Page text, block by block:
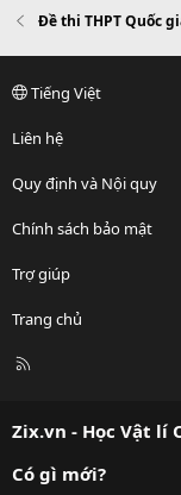
Đề thi THPT Quốc
Tiếng Việt
Liên hệ
Quy định và Nội quy
Chính sách bảo mật
Trợ giúp
Trang chủ
R
Zix.vn - Học Vật lí
Có gì mới?